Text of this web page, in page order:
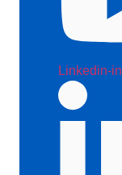
Linkedin-in